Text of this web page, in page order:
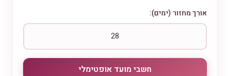
אורך מחזור (ימים):
חשבי מועד אופטימלי